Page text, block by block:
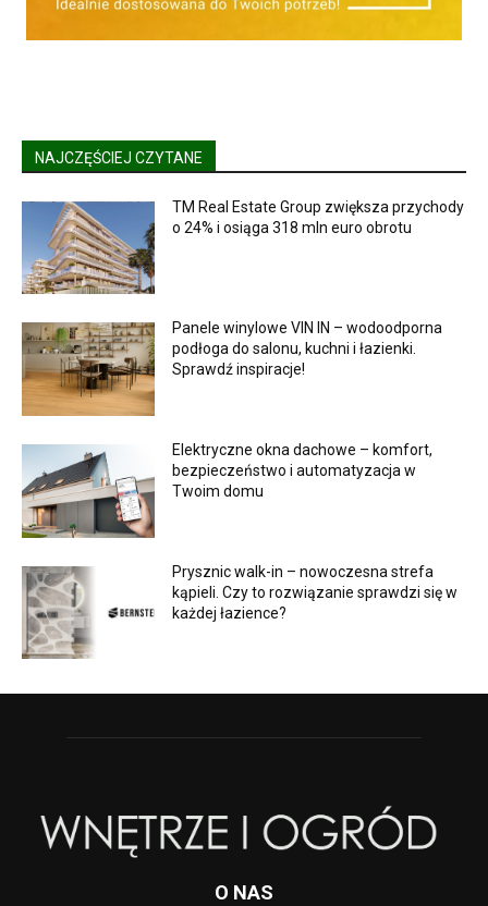
NAJCZĘŚCIEJ CZYTANE
TM Real Estate Group zwiększa przychody
o 24% i osiąga 318 mln euro obrotu
Panele winylowe VIN IN – wodoodporna
podłoga do salonu, kuchni i łazienki.
Sprawdź inspiracje!
Elektryczne okna dachowe – komfort,
bezpieczeństwo i automatyzacja w
Twoim domu
Prysznic walk-in – nowoczesna strefa
kąpieli. Czy to rozwiązanie sprawdzi się w
każdej łazience?
O NAS